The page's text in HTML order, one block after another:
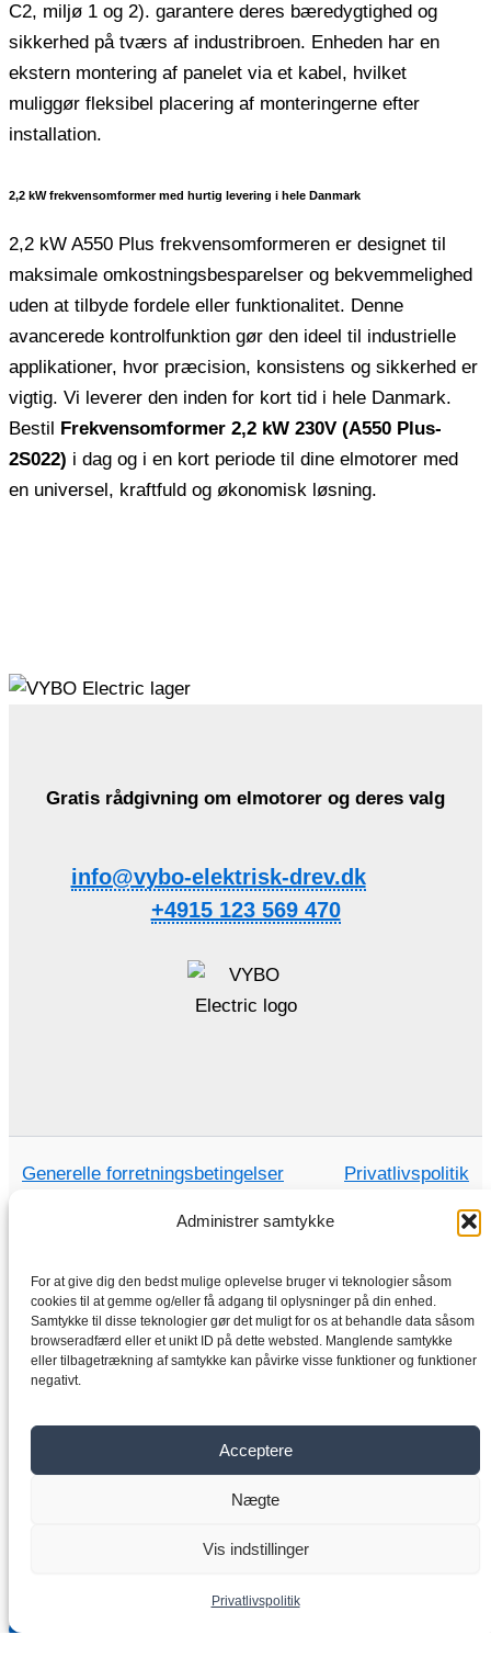
Administrer samtykke
For at give dig den bedst mulige oplevelse bruger vi teknologier såsom
cookies til at gemme og/eller få adgang til oplysninger på din enhed.
Samtykke til disse teknologier gør det muligt for os at behandle data såsom
browseradfærd eller et unikt ID på dette websted. Manglende samtykke
eller tilbagetrækning af samtykke kan påvirke visse funktioner og funktioner
negativt.
Acceptere
Nægte
Vis indstillinger
Privatlivspolitik
C2, miljø 1 og 2). garantere deres bæredygtighed og
sikkerhed på tværs af industribroen. Enheden har en
ekstern montering af panelet via et kabel, hvilket
muliggør fleksibel placering af monteringerne efter
installation.
2,2 kW frekvensomformer med hurtig levering i hele Danmark
2,2 kW A550 Plus frekvensomformeren er designet til
maksimale omkostningsbesparelser og bekvemmelighed
uden at tilbyde fordele eller funktionalitet. Denne
avancerede kontrolfunktion gør den ideel til industrielle
applikationer, hvor præcision, konsistens og sikkerhed er
vigtig. Vi leverer den inden for kort tid i hele Danmark.
Bestil Frekvensomformer 2,2 kW 230V (A550 Plus-
2S022) i dag og i en kort periode til dine elmotorer med
en universel, kraftfuld og økonomisk løsning.
Gratis rådgivning om elmotorer og deres valg
info@vybo-elektrisk-drev.dk
+4915 123 569 470
Generelle forretningsbetingelser Privatlivspolitik
Hjem
Butik
Elektriske motorer
Om os
Kontakt
Copyright © 2026 VYBO-ELEKTRISK-DREV.DK